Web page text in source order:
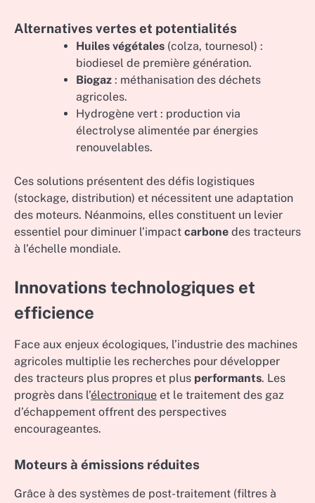
Alternatives vertes et potentialités
Huiles végétales (colza, tournesol) :
biodiesel de première génération.
Biogaz : méthanisation des déchets
agricoles.
Hydrogène vert : production via
électrolyse alimentée par énergies
renouvelables.
Ces solutions présentent des défis logistiques
(stockage, distribution) et nécessitent une adaptation
des moteurs. Néanmoins, elles constituent un levier
essentiel pour diminuer l’impact carbone des tracteurs
à l’échelle mondiale.
Innovations technologiques et
efficience
Face aux enjeux écologiques, l’industrie des machines
agricoles multiplie les recherches pour développer
des tracteurs plus propres et plus performants. Les
progrès dans l’électronique et le traitement des gaz
d’échappement offrent des perspectives
encourageantes.
Moteurs à émissions réduites
Grâce à des systèmes de post-traitement (filtres à